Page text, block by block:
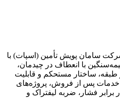
سامان پویش تأمین (اسپات) با
با انعطاف در چیدمان،
ساختار مستحکم و قابلیت
خدمات پس از فروش، پروژه‌های
فشار، ضربه لیفتراک و